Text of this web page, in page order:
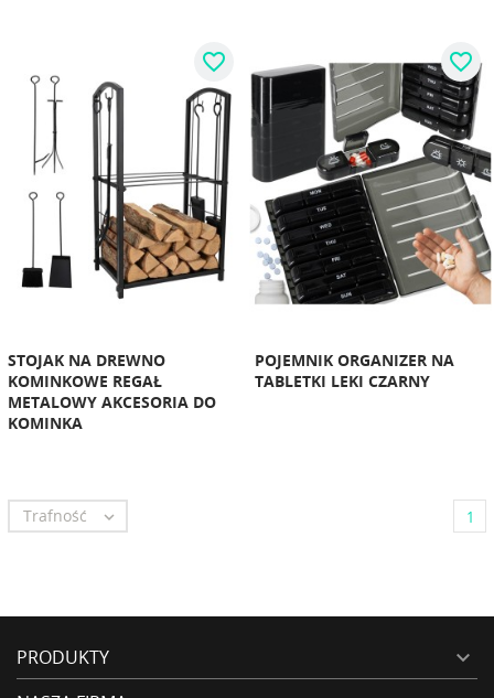
STOJAK NA DREWNO
KOMINKOWE REGAŁ
METALOWY AKCESORIA DO
KOMINKA
favorite_border
POJEMNIK ORGANIZER NA
TABLETKI LEKI CZARNY
favorite_border
Trafność  1
PRODUKTY 